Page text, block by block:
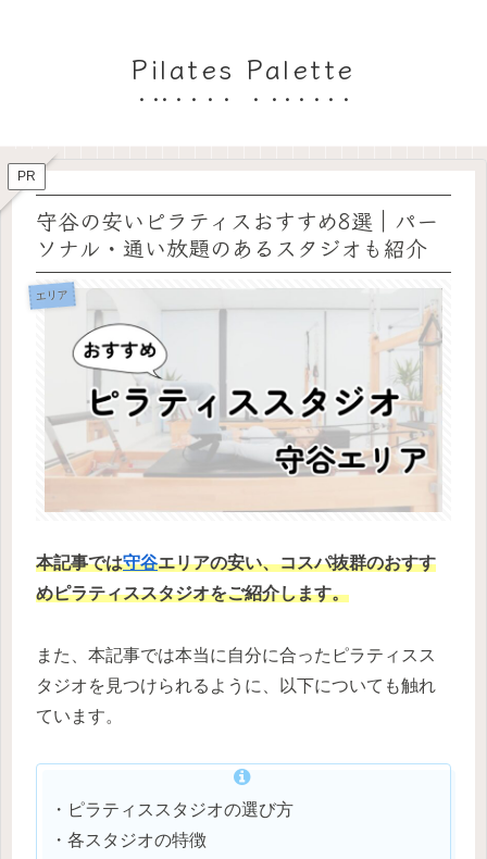
Pilates Palette
PR
守谷の安いピラティスおすすめ8選｜パー
ソナル・通い放題のあるスタジオも紹介
エリア
本記事では守谷エリアの安い、コスパ抜群のおすす
めピラティススタジオをご紹介します。
また、本記事では本当に自分に合ったピラティスス
タジオを見つけられるように、以下についても触れ
ています。
・ピラティススタジオの選び方
・各スタジオの特徴